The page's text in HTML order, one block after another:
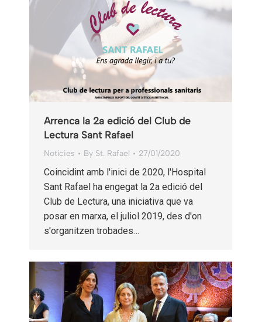
Arrenca la 2a edició del Club de
Lectura Sant Rafael
Notícies By St. Rafael 27/01/2020
Coincidint amb l'inici de 2020, l'Hospital
Sant Rafael ha engegat la 2a edició del
Club de Lectura, una iniciativa que va
posar en marxa, el juliol 2019, des d'on
s'organitzen trobades…